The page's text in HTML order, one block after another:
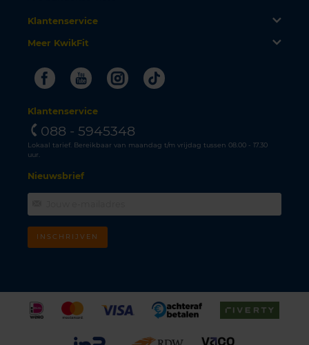
Klantenservice
Meer KwikFit
FacebookYoutubeInstagram
Tiktok
Klantenservice
088 - 5945348
Lokaal tarief. Bereikbaar van maandag t/m vrijdag tussen 08.00 - 17.30
uur.
Nieuwsbrief
INSCHRIJVEN